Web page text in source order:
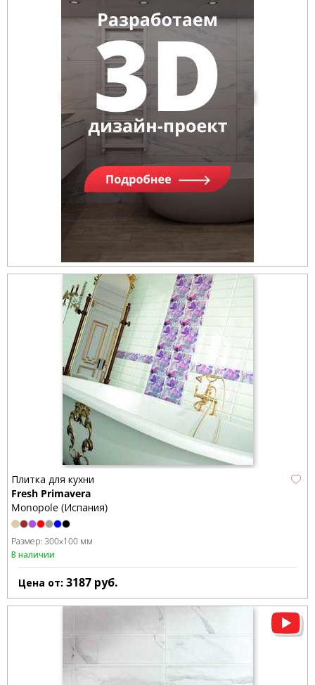
Плитка для кухни
Fresh Primavera
Monopole (Испания)
Размер: 300x100 мм
В наличии
Цена от: 3187 руб.